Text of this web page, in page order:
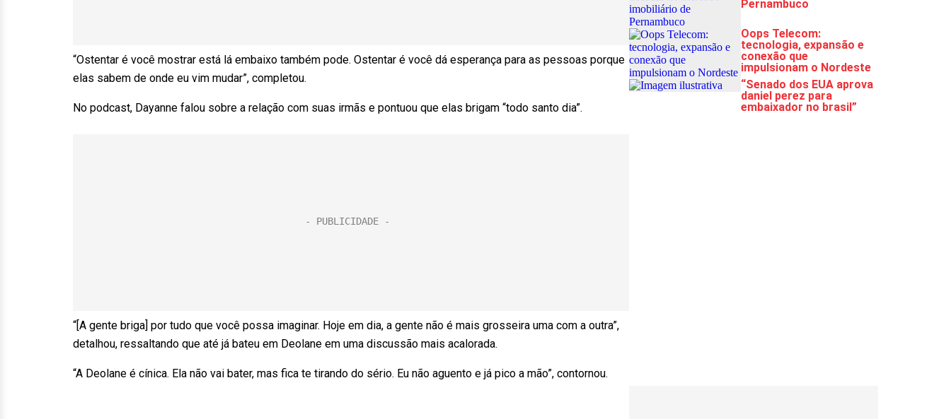
“Ostentar é você mostrar está lá embaixo também pode. Ostentar é você dá esperança para as pessoas porque
elas sabem de onde eu vim mudar”, completou.
No podcast, Dayanne falou sobre a relação com suas irmãs e pontuou que elas brigam “todo santo dia”.
“[A gente briga] por tudo que você possa imaginar. Hoje em dia, a gente não é mais grosseira uma com a outra”,
detalhou, ressaltando que até já bateu em Deolane em uma discussão mais acalorada.
“A Deolane é cínica. Ela não vai bater, mas fica te tirando do sério. Eu não aguento e já pico a mão”, contornou.